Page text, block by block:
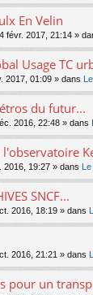
En Velin
févr. 2017, 21:14 »
Usage TC
2017, 01:09 » dans
du futur...
2016, 22:48 » dans
l'observatoire
2016, 19:27 » dans
SNCF...
2016, 18:19 » dans
2016, 21:21 » dans
pour un